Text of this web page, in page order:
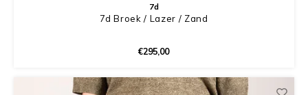
7d
7d Broek / Lazer / Zand
€295,00